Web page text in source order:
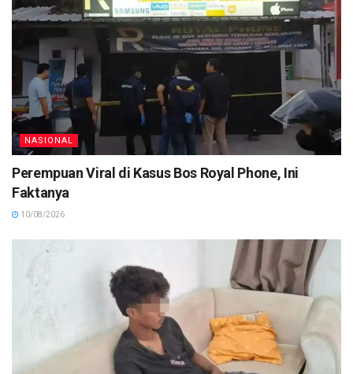
NASIONAL
Perempuan Viral di Kasus Bos Royal Phone, Ini
Faktanya
10/08/2026